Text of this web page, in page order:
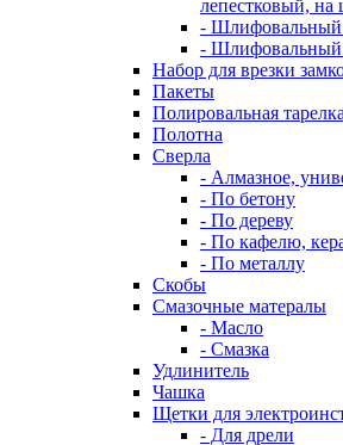
лепестковый, на
- Шлифовальный
- Шлифовальный
Набор для врезки
Пакеты
Полировальная
Полотна
Сверла
- Алмазное,
- По бетону
- По дереву
- По кафелю,
- По металлу
Скобы
Смазочные матералы
- Масло
- Смазка
Удлинитель
Чашка
Щетки для
- Для дрели